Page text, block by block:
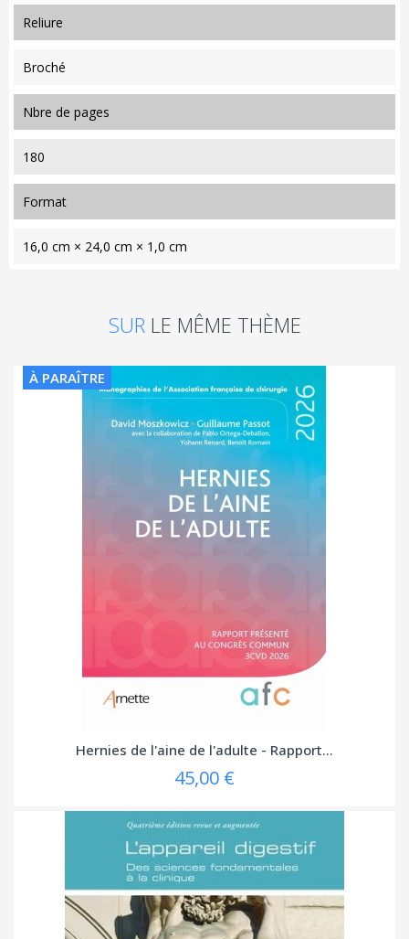
reliure
Broché
nbre de pages
180
format
16,0 cm × 24,0 cm × 1,0 cm
SUR LE MÊME THÈME
À PARAÎTRE
Hernies de l'aine de l'adulte - Rapport...
45,00 €